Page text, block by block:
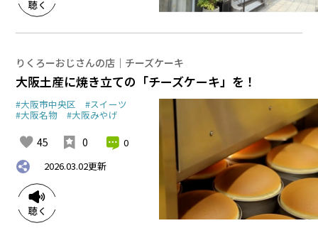
りくろーおじさんの店｜チーズケーキ
大阪土産に焼き立ての「チーズケーキ」を！
#大阪市中央区 #スイーツ
#大阪名物 #大阪みやげ
45 0
0
2026.03.02更新